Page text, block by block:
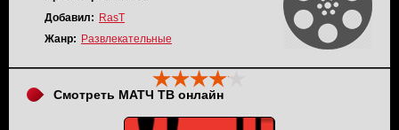
Добавил: RasT
Жанр: Развлекательные
Смотреть МАТЧ ТВ онлайн